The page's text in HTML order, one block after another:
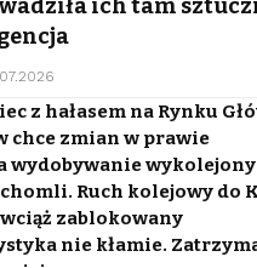
ich tam
z hałasem na Rynku
chce zmian w prawie
wydobywanie
Ruch kolejowy do
zablokowany
nie kłamie.